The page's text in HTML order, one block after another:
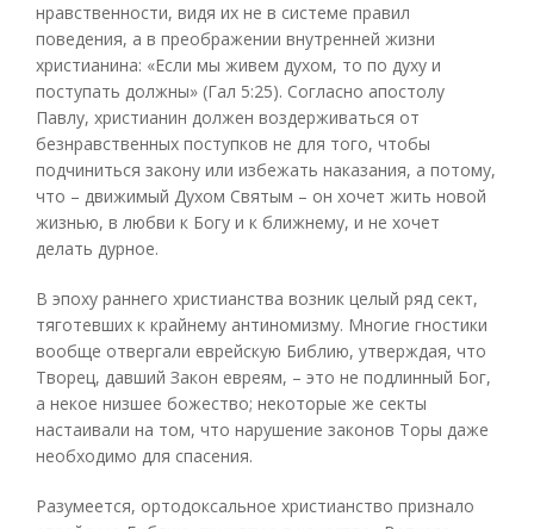
нравственности, видя их не в системе правил
поведения, а в преображении внутренней жизни
христианина: «Если мы живем духом, то по духу и
поступать должны» (Гал 5:25). Согласно апостолу
Павлу, христианин должен воздерживаться от
безнравственных поступков не для того, чтобы
подчиниться закону или избежать наказания, а потому,
что – движимый Духом Святым – он хочет жить новой
жизнью, в любви к Богу и к ближнему, и не хочет
делать дурное.
В эпоху раннего христианства возник целый ряд сект,
тяготевших к крайнему антиномизму. Многие гностики
вообще отвергали еврейскую Библию, утверждая, что
Творец, давший Закон евреям, – это не подлинный Бог,
а некое низшее божество; некоторые же секты
настаивали на том, что нарушение законов Торы даже
необходимо для спасения.
Разумеется, ортодоксальное христианство признало